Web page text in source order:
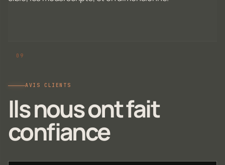
AVIS CLIENTS
Ils nous ont fait
confiance